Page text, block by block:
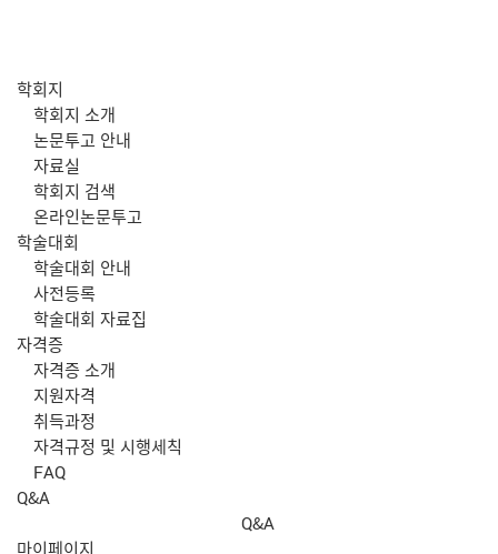
학회지
학회지 소개
논문투고 안내
자료실
학회지 검색
온라인논문투고
학술대회
학술대회 안내
사전등록
학술대회 자료집
자격증
자격증 소개
지원자격
취득과정
자격규정 및 시행세칙
FAQ
Q&A
Q&A
마이페이지